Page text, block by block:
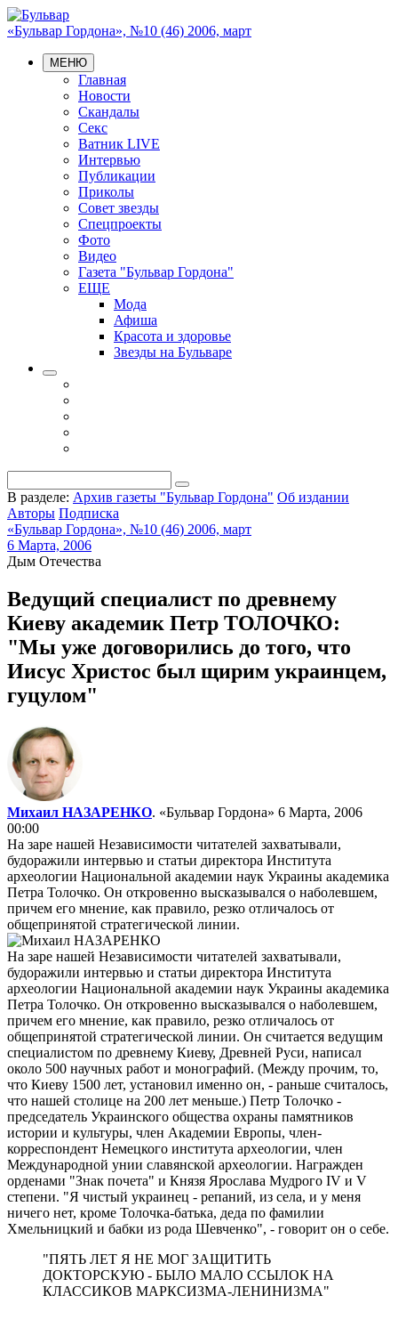
«Бульвар Гордона», №10 (46) 2006, март
МЕНЮ
Главная
Новости
Скандалы
Секс
Ватник LIVE
Интервью
Публикации
Приколы
Совет звезды
Спецпроекты
Фото
Видео
Газета "Бульвар Гордона"
ЕЩЕ
Мода
Афиша
Красота и здоровье
Звезды на Бульваре
В разделе: Архив газеты "Бульвар Гордона" Об издании
Авторы Подписка
«Бульвар Гордона», №10 (46) 2006, март
6 Марта, 2006
Дым Отечества
Ведущий специалист по древнему
Киеву академик Петр ТОЛОЧКО:
"Мы уже договорились до того, что
Иисус Христос был щирим украинцем,
гуцулом"
Михаил НАЗАРЕНКО. «Бульвар Гордона» 6 Марта, 2006
00:00
На заре нашей Независимости читателей захватывали,
будоражили интервью и статьи директора Института
археологии Национальной академии наук Украины академика
Петра Толочко. Он откровенно высказывался о наболевшем,
причем его мнение, как правило, резко отличалось от
общепринятой стратегической линии.
На заре нашей Независимости читателей захватывали,
будоражили интервью и статьи директора Института
археологии Национальной академии наук Украины академика
Петра Толочко. Он откровенно высказывался о наболевшем,
причем его мнение, как правило, резко отличалось от
общепринятой стратегической линии. Он считается ведущим
специалистом по древнему Киеву, Древней Руси, написал
около 500 научных работ и монографий. (Между прочим, то,
что Киеву 1500 лет, установил именно он, - раньше считалось,
что нашей столице на 200 лет меньше.) Петр Толочко -
председатель Украинского общества охраны памятников
истории и культуры, член Академии Европы, член-
корреспондент Немецкого института археологии, член
Международной унии славянской археологии. Награжден
орденами "Знак почета" и Князя Ярослава Мудрого IV и V
степени. "Я чистый украинец - репаний, из села, и у меня
ничего нет, кроме Толочка-батька, деда по фамилии
Хмельницкий и бабки из рода Шевченко", - говорит он о себе.
"ПЯТЬ ЛЕТ Я НЕ МОГ ЗАЩИТИТЬ
ДОКТОРСКУЮ - БЫЛО МАЛО ССЫЛОК НА
КЛАССИКОВ МАРКСИЗМА-ЛЕНИНИЗМА"